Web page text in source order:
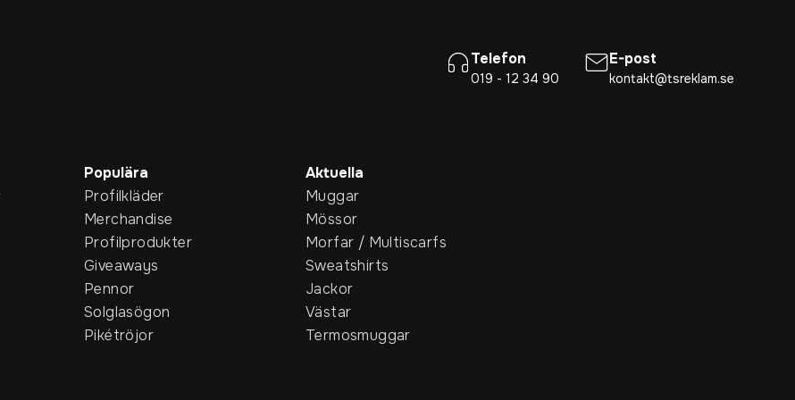
Telefon
019 - 12 34 90
E-post
kontakt@tsreklam.se
Populära
Profilkläder
Merchandise
Profilprodukter
Giveaways
Pennor
Solglasögon
Pikétröjor
Aktuella
Muggar
Mössor
Morfar / Multiscarfs
Sweatshirts
Jackor
Västar
Termosmuggar